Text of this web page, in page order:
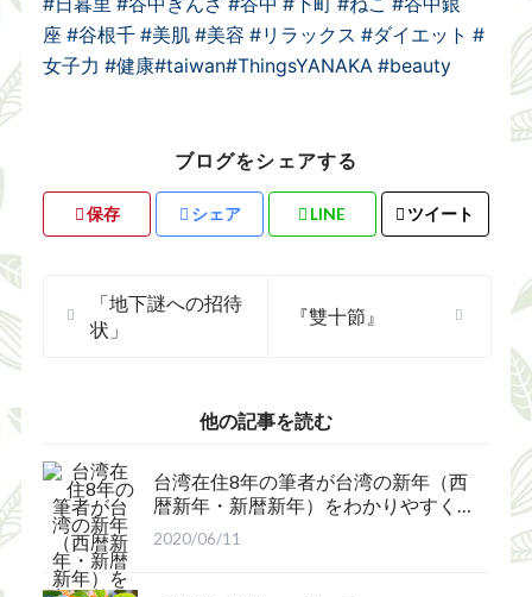
#日暮里 #谷中ぎんざ #谷中 #下町 #ねこ #谷中銀
座 #谷根千 #美肌 #美容 #リラックス #ダイエット #
女子力 #健康#taiwan#ThingsYANAKA #beauty
ブログをシェアする
保存 シェア LINE ツイート
「地下謎への招待
状」
『雙十節』
他の記事を読む
台湾在住8年の筆者が台湾の新年（西
暦新年・新暦新年）をわかりやすく
解説
2020/06/11